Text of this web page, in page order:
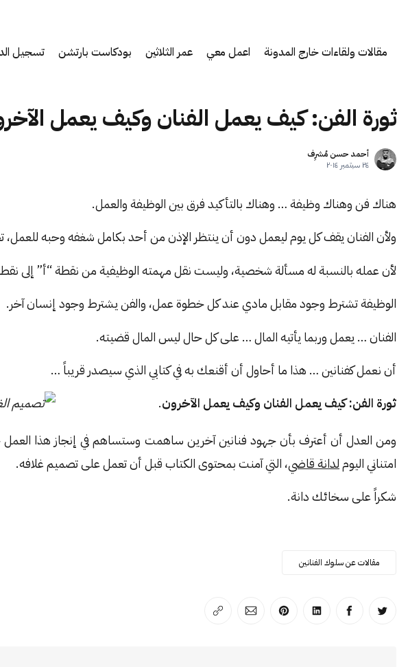
مقالات ولقاءات خارج المدونة اعمل معي عمر الثلاثين بودكاست بارتشن تسجيل
ثورة الفن: كيف يعمل الفنان وكيف يعمل
أحمد حسن مُشرِف
٢٤ سبتمبر ٢٠١٤
هناك فن وهناك وظيفة … وهناك بالتأكيد فرق بين الوظيفة والعمل.
ولأن الفنان يقف كل يوم ليعمل دون أن ينتظر الإذن من أحد بكامل شغفه وحبه للعمل،
لأن عمله بالنسبة له مسألة شخصية، وليست نقل مهمته الوظيفية من نقطة “أ” إلى
الوظيفة تشترط وجود مقابل مادي عند كل خطوة عمل، والفن يشترط وجود إنسان آخر.
الفنان … يعمل وربما يأتيه المال … على كل حال ليس المال قضيته.
أن نعمل كفنانين … هذا ما أحاول أن أقنعك به في كتابي الذي سيصدر قريباً …
ثورة الفن: كيف يعمل الفنان وكيف يعمل الآخرون.
ومن العدل أن أعترف بأن جهود فنانين آخرين ساهمت وستساهم في إنجاز هذا
امتناني اليوملدانة قاضي، التي آمنت بمحتوى الكتاب قبل أن تعمل على تصميم غلافه.
شكراً على سخائك دانة.
مقالات عن سلوك الفنانين
انشر على تويترانشر على الفيسبوك
انشر على لينكد إن
انشر على بينترست
انشر على الإيميل
انسخ الرابط